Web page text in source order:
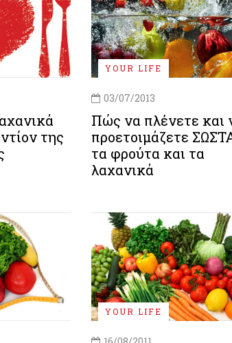
της
YOUR LIFE
03/07/2013
Πώς να πλένετε και
προετοιμάζετε
τα φρούτα και τα
λαχανικά
YOUR LIFE